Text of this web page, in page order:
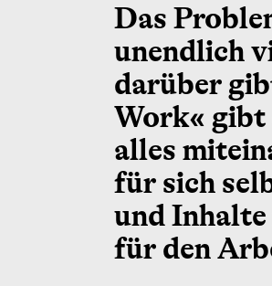
Das
unendlich
darüber
Work« gibt
alles
für sich
und Inhalte
für den